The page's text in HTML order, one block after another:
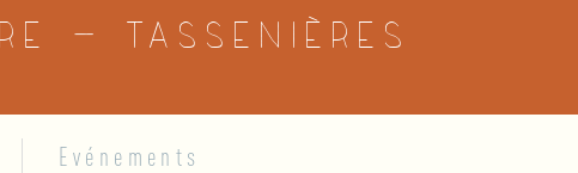
– Tassenières
Evénements